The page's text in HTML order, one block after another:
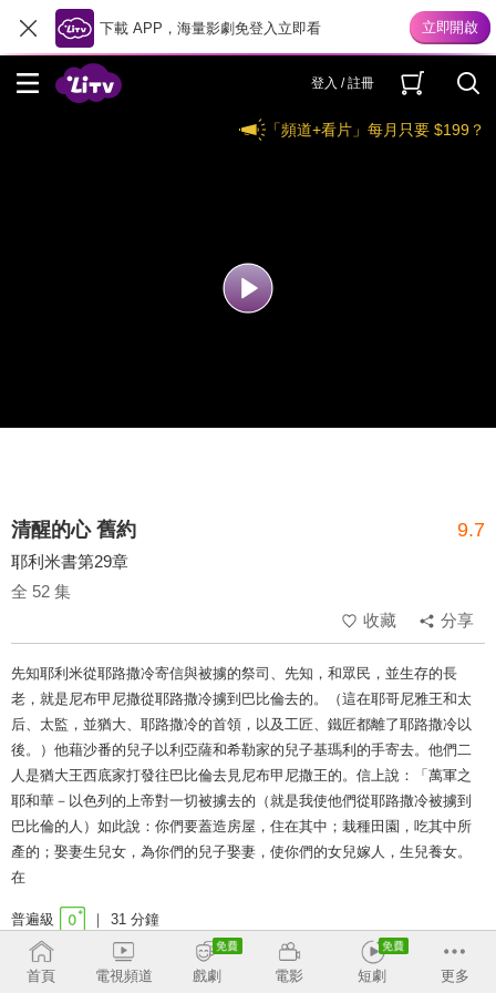
下載 APP，海量影劇免登入立即看
登入 / 註冊
「頻道+看片」每月只要 $199？
清醒的心 舊約 9.7
耶利米書第29章
全 52 集
收藏
分享
先知耶利米從耶路撒冷寄信與被擄的祭司、先知，和眾民，並生存的長
老，就是尼布甲尼撒從耶路撒冷擄到巴比倫去的。（這在耶哥尼雅王和太
后、太監，並猶大、耶路撒冷的首領，以及工匠、鐵匠都離了耶路撒冷以
後。）他藉沙番的兒子以利亞薩和希勒家的兒子基瑪利的手寄去。他們二
人是猶大王西底家打發往巴比倫去見尼布甲尼撒王的。信上說：「萬軍之
耶和華－以色列的上帝對一切被擄去的（就是我使他們從耶路撒冷被擄到
巴比倫的人）如此說：你們要蓋造房屋，住在其中；栽種田園，吃其中所
產的；娶妻生兒女，為你們的兒子娶妻，使你們的女兒嫁人，生兒養女。
在
普遍級 31 分鐘
類別： 耶利米書 舊約
聖經
首頁
電視頻道 戲劇 電影 短劇 更多